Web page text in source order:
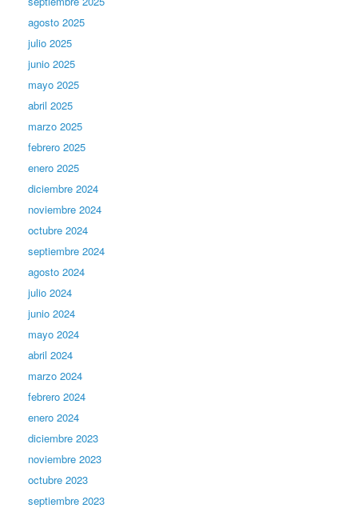
agosto 2025
julio 2025
junio 2025
mayo 2025
abril 2025
marzo 2025
febrero 2025
enero 2025
diciembre 2024
noviembre 2024
octubre 2024
septiembre 2024
agosto 2024
julio 2024
junio 2024
mayo 2024
abril 2024
marzo 2024
febrero 2024
enero 2024
diciembre 2023
noviembre 2023
octubre 2023
septiembre 2023